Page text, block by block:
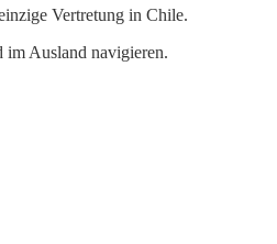
Vertretung in Chile.
im Ausland navigieren.